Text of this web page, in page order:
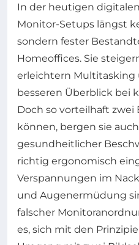
In der heutigen
Monitor-Setups längst
sondern fester
Homeoffices. Sie
erleichtern
besseren Überblick bei
Doch so vorteilhaft zwei
können, bergen sie
gesundheitlicher
richtig ergonomisch
Verspannungen im
und Augenermüdung
falscher
es, sich mit den